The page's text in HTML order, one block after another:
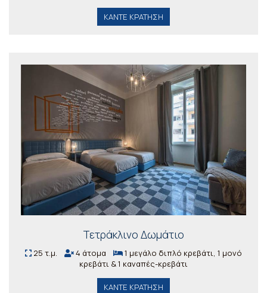
ΚΆΝΤΕ ΚΡΆΤΗΣΗ
Τετράκλινο Δωμάτιο
25 τ.μ. 4 άτομα
1 μεγάλο διπλό κρεβάτι, 1 μονό
κρεβάτι & 1 καναπές-κρεβάτι
ΚΆΝΤΕ ΚΡΆΤΗΣΗ